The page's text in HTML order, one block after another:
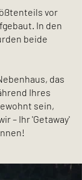
vor
In den
beide
das
Ihres
sein,
– Ihr 'Getaway'